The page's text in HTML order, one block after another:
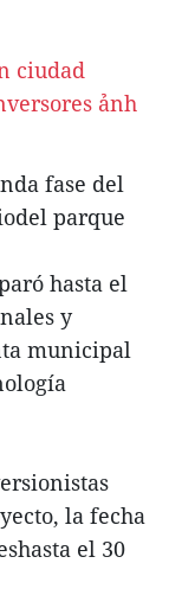
fase del
parque
hasta el
y
municipal
la fecha
el 30